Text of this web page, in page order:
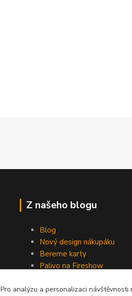
Z našeho blogu
Blog
Nový design nákupáku
Bereme karty
Palivo na Fireshow
Pro analýzu a personalizaci